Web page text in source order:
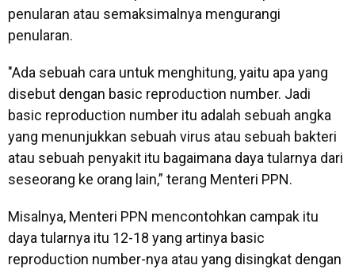
penularan atau semaksimalnya mengurangi
penularan.
"Ada sebuah cara untuk menghitung, yaitu apa yang
disebut dengan basic reproduction number. Jadi
basic reproduction number itu adalah sebuah angka
yang menunjukkan sebuah virus atau sebuah bakteri
atau sebuah penyakit itu bagaimana daya tularnya dari
seseorang ke orang lain,” terang Menteri PPN.
Misalnya, Menteri PPN mencontohkan campak itu
daya tularnya itu 12-18 yang artinya basic
reproduction number-nya atau yang disingkat dengan